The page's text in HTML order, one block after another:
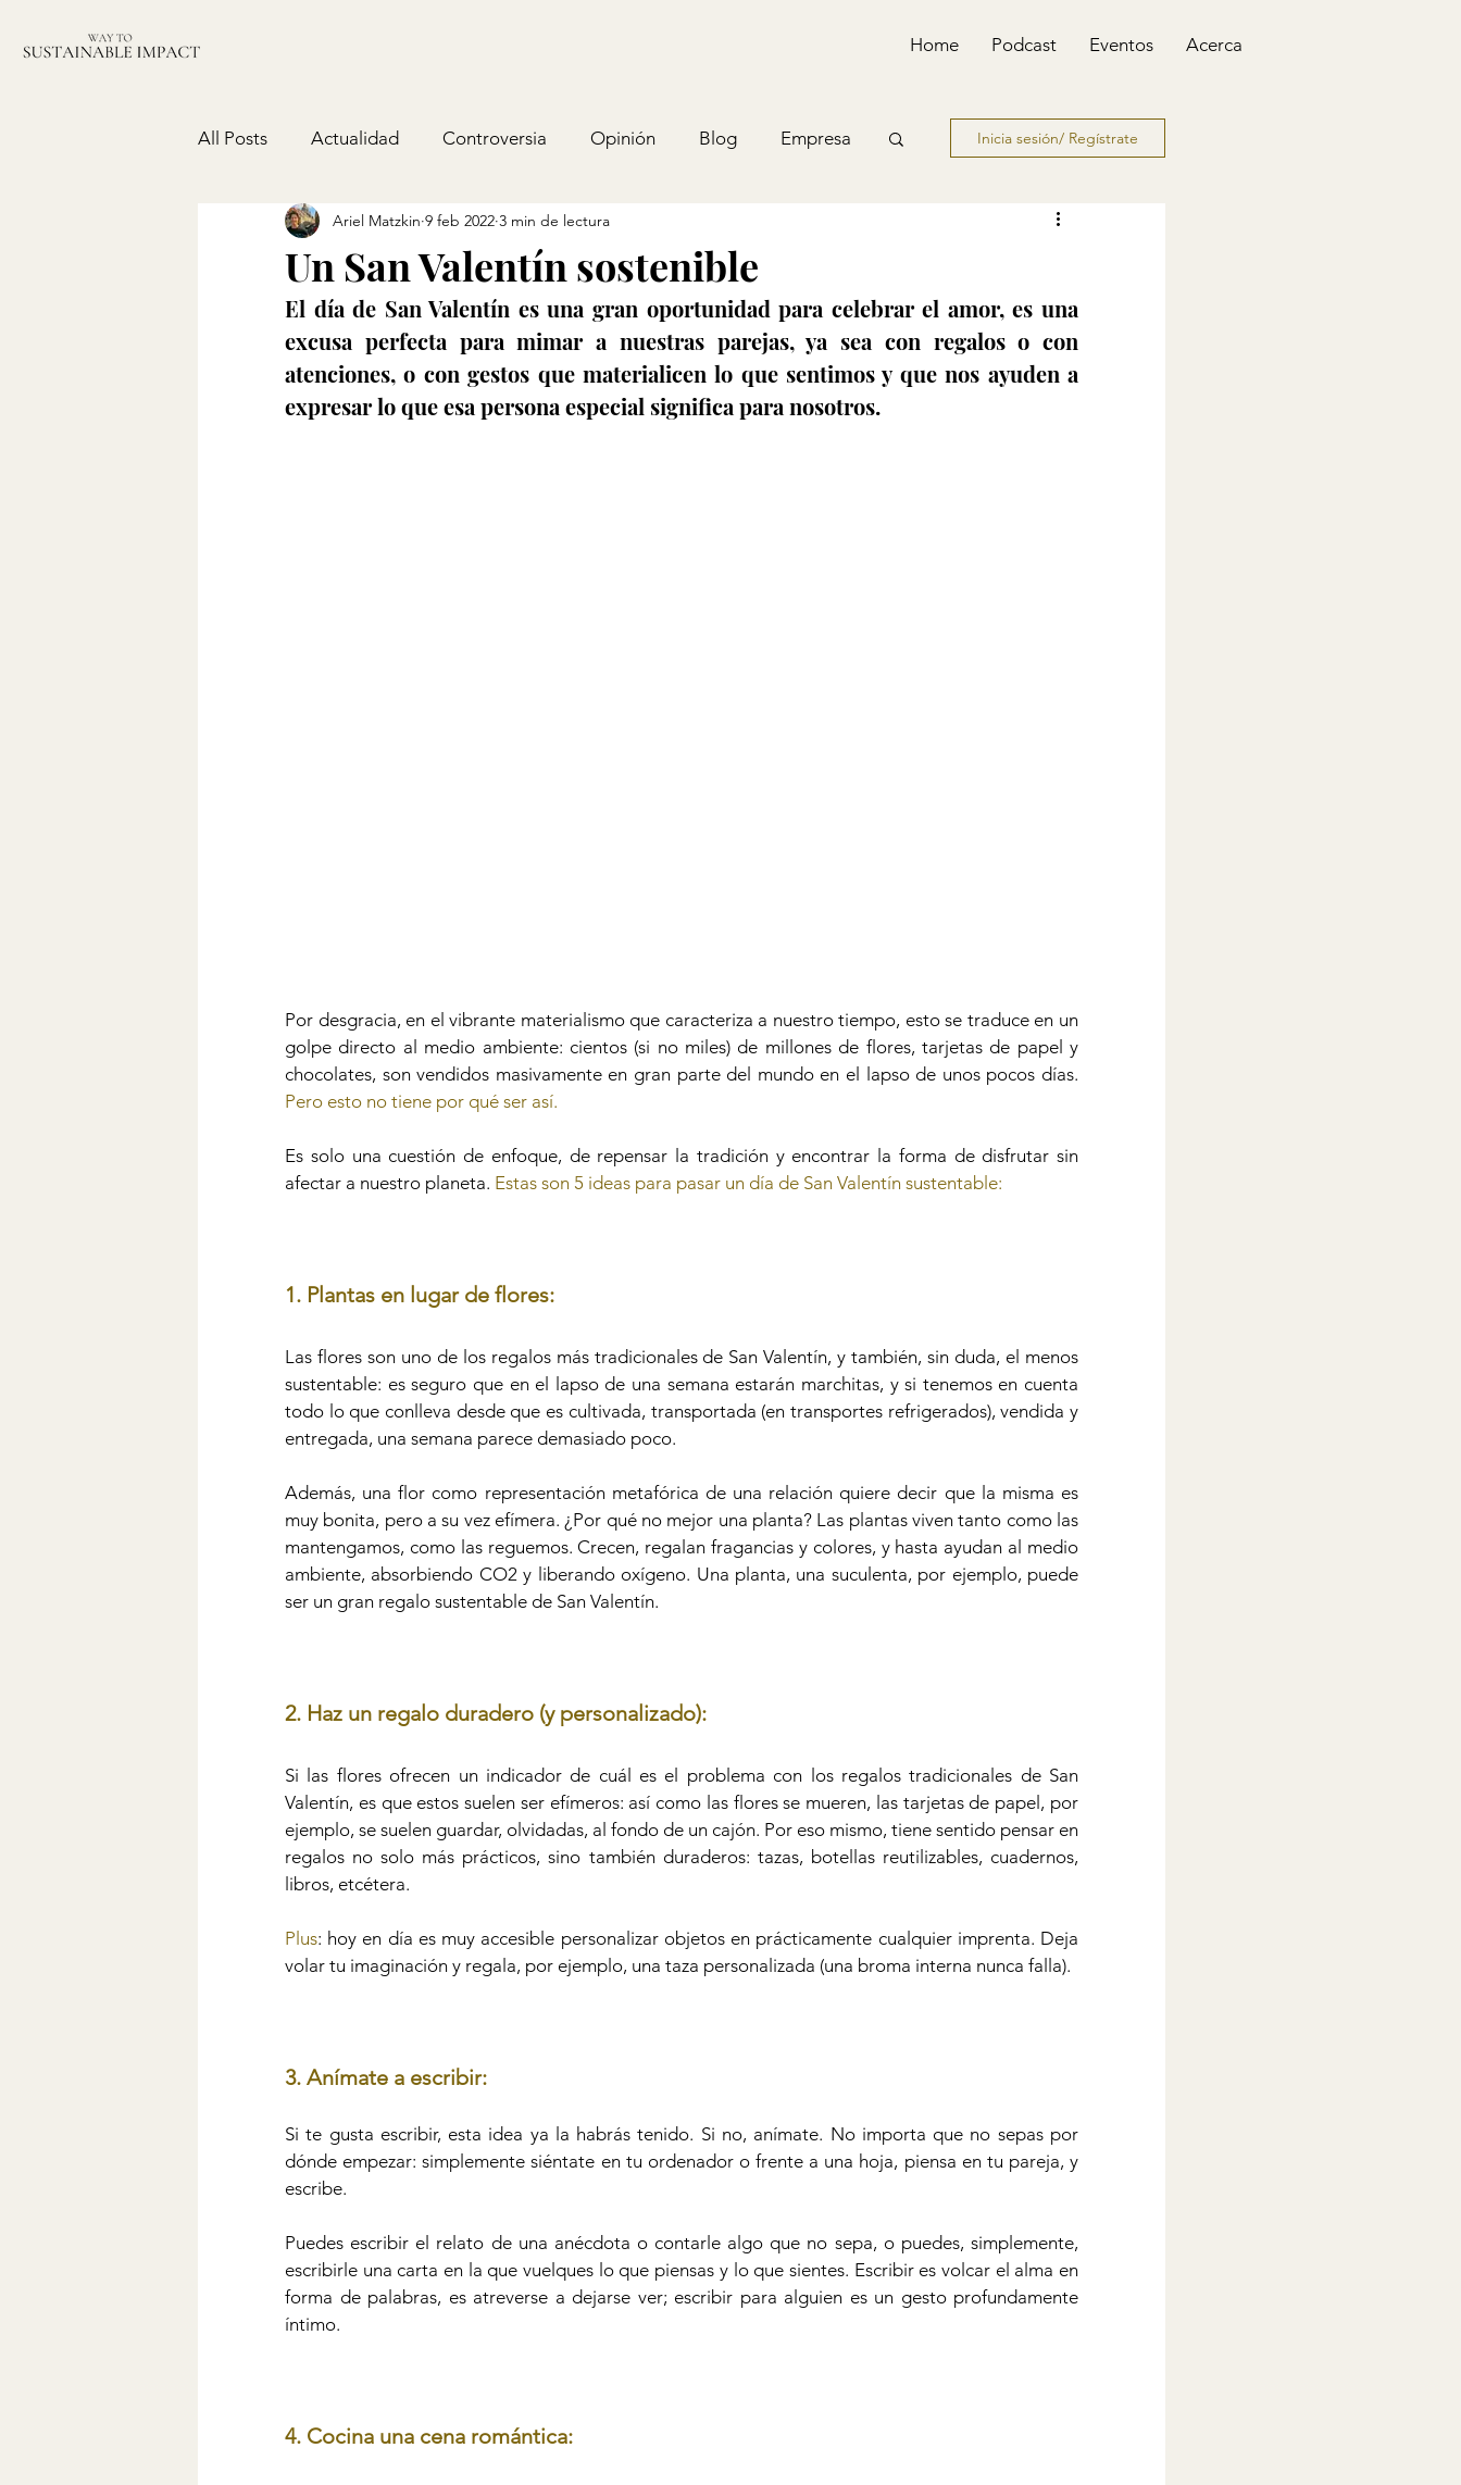
Home Podcast Eventos Acerca
All Posts Actualidad Controversia Opinión Blog Empresa
Política
Inicia sesión/ Regístrate
Un San Valentín sostenible
Ariel Matzkin 9 feb 2022 3 min de lectura
El día de San Valentín es una gran oportunidad para celebrar el amor, es una
excusa perfecta para mimar a nuestras parejas, ya sea con regalos o con
atenciones, o con gestos que materialicen lo que sentimos y que nos ayuden a
expresar lo que esa persona especial significa para nosotros.
Por desgracia, en el vibrante materialismo que caracteriza a nuestro tiempo, esto se traduce en un
golpe directo al medio ambiente: cientos (si no miles) de millones de flores, tarjetas de papel y
Pero esto no tiene por qué ser así.
Es solo una cuestión de enfoque, de repensar la tradición y encontrar la forma de disfrutar sin
afectar a nuestro planeta. Estas son 5 ideas para pasar un día de San Valentín sustentable:
1. Plantas en lugar de flores:
Las flores son uno de los regalos más tradicionales de San Valentín, y también, sin duda, el menos
sustentable: es seguro que en el lapso de una semana estarán marchitas, y si tenemos en cuenta
todo lo que conlleva desde que es cultivada, transportada (en transportes refrigerados), vendida y
entregada, una semana parece demasiado poco.
Además, una flor como representación metafórica de una relación quiere decir que la misma es
muy bonita, pero a su vez efímera. ¿Por qué no mejor una planta? Las plantas viven tanto como las
mantengamos, como las reguemos. Crecen, regalan fragancias y colores, y hasta ayudan al medio
ambiente, absorbiendo CO2 y liberando oxígeno. Una planta, una suculenta, por ejemplo, puede
ser un gran regalo sustentable de San Valentín.
2. Haz un regalo duradero (y personalizado):
Si las flores ofrecen un indicador de cuál es el problema con los regalos tradicionales de San
Valentín, es que estos suelen ser efímeros: así como las flores se mueren, las tarjetas de papel, por
ejemplo, se suelen guardar, olvidadas, al fondo de un cajón. Por eso mismo, tiene sentido pensar en
regalos no solo más prácticos, sino también duraderos: tazas, botellas reutilizables, cuadernos,
libros, etcétera.
Plus: hoy en día es muy accesible personalizar objetos en prácticamente cualquier imprenta. Deja
volar tu imaginación y regala, por ejemplo, una taza personalizada (una broma interna nunca falla).
3. Anímate a escribir:
Si te gusta escribir, esta idea ya la habrás tenido. Si no, anímate. No importa que no sepas por
dónde empezar: simplemente siéntate en tu ordenador o frente a una hoja, piensa en tu pareja, y
escribe.
Puedes escribir el relato de una anécdota o contarle algo que no sepa, o puedes, simplemente,
escribirle una carta en la que vuelques lo que piensas y lo que sientes. Escribir es volcar el alma en
forma de palabras, es atreverse a dejarse ver; escribir para alguien es un gesto profundamente
íntimo.
4. Cocina una cena romántica: